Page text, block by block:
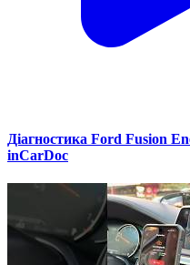
Діагностика Ford Fusion
inCarDoc